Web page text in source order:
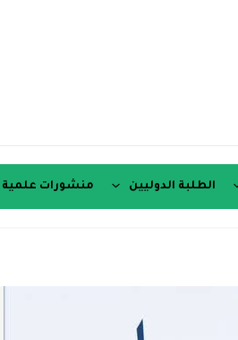
الطلبة الدوليين منشورات علمية